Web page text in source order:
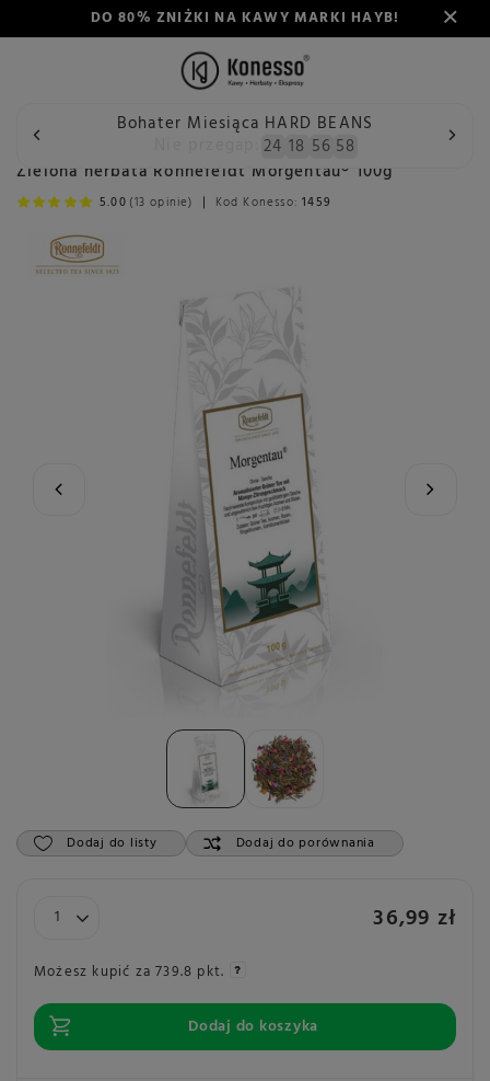
DO 80% ZNIŻKI NA KAWY MARKI HAYB!
Bohater Miesiąca HARD BEANS
24 18 56 58
Wstecz Konesso Herbata Rodzaj Herbata zielona
Zielona herbata Ronnefeldt Morgentau® 100g
5.00 (13 opinie) Kod Konesso:1459
Dodaj do listy Dodaj do porównania
36,99 zł
Możesz kupić za739.8 pkt.
Dodaj do koszyka